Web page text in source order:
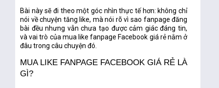
Bài này sẽ đi theo một góc nhìn thực tế hơn: không chỉ
nói về chuyện tăng like, mà nói rõ vì sao fanpage đăng
bài đều nhưng vẫn chưa tạo được cảm giác đáng tin,
và vai trò của mua like fanpage Facebook giá rẻnằm ở
đâu trong câu chuyện đó.
MUA LIKE FANPAGE FACEBOOK GIÁ RẺ LÀ
GÌ?